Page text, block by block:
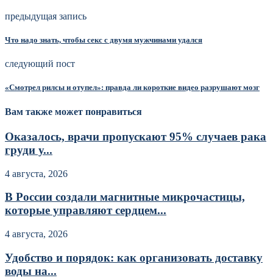
предыдущая запись
Что надо знать, чтобы секс с двумя мужчинами удался
следующий пост
«Смотрел рилсы и отупел»: правда ли короткие видео разрушают мозг
Вам также может понравиться
Оказалось, врачи пропускают 95% случаев рака
груди у...
4 августа, 2026
В России создали магнитные микрочастицы,
которые управляют сердцем...
4 августа, 2026
Удобство и порядок: как организовать доставку
воды на...